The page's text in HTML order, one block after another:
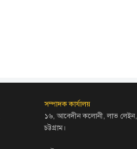
সম্পাদক কার্যালয়
১৬, আবেদীন কলোনী, লাভ লেইন,
চট্টগ্রাম।